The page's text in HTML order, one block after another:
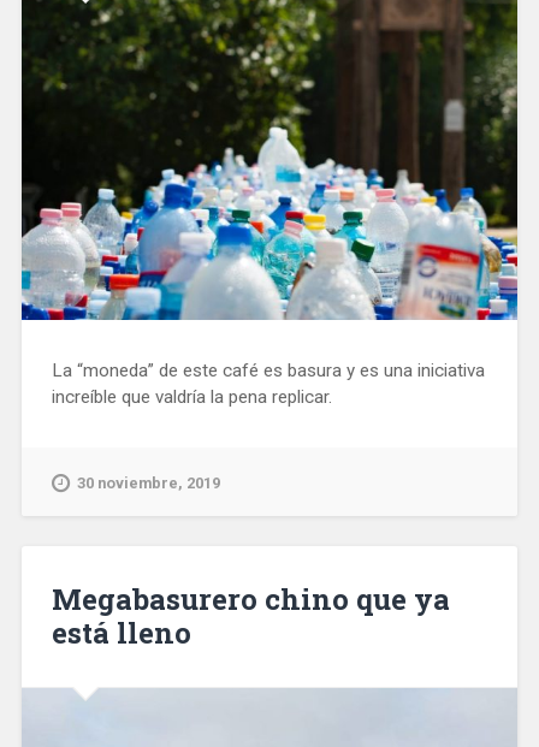
La “moneda” de este café es basura y es una iniciativa
increíble que valdría la pena replicar.
30 noviembre, 2019
Megabasurero chino que ya
está lleno